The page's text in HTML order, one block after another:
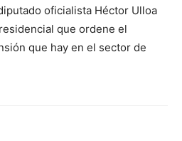
oficialista Héctor Ulloa
que ordene el
que hay en el sector de